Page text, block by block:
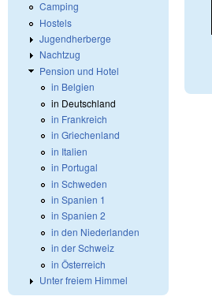
Camping
Hostels
Jugendherberge
Nachtzug
Pension und Hotel
in Belgien
in Deutschland
in Frankreich
in Griechenland
in Italien
in Portugal
in Schweden
in Spanien 1
in Spanien 2
in den Niederlanden
in der Schweiz
in Österreich
Unter freiem Himmel